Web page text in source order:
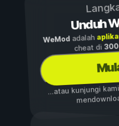
Unduh
WeModadalah
cheat di
...atau kunjungi